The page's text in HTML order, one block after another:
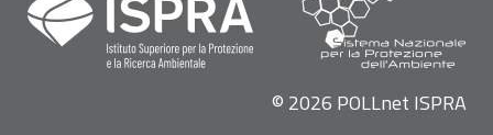
© 2026 POLLnet ISPRA